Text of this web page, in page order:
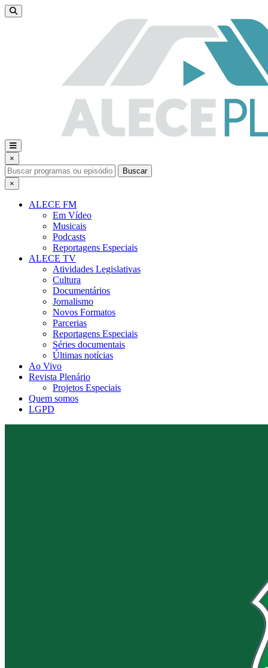
×
Buscar
×
ALECE FM
Em Vídeo
Musicais
Podcasts
Reportagens Especiais
ALECE TV
Atividades Legislativas
Cultura
Documentários
Jornalismo
Novos Formatos
Parcerias
Reportagens Especiais
Séries documentais
Últimas notícias
Ao Vivo
Revista Plenário
Projetos Especiais
Quem somos
LGPD